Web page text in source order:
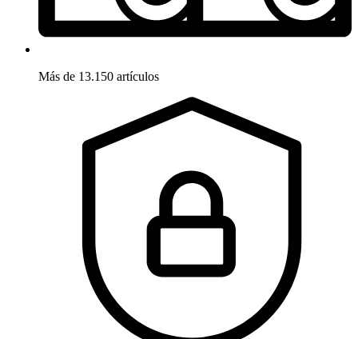
Más de 13.150 artículos